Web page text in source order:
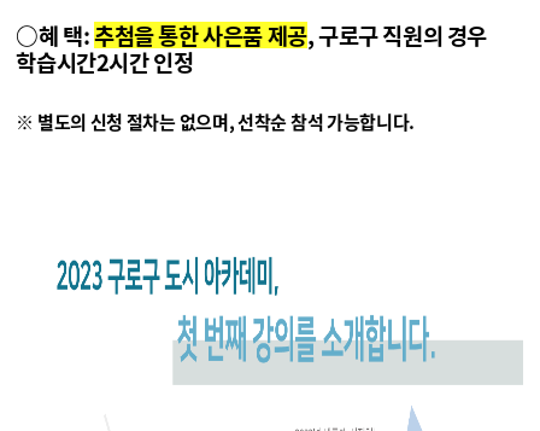
○혜 택:추첨을 통한 사은품 제공, 구로구 직원의 경우
학습시간2시간 인정
※ 별도의 신청 절차는 없으며, 선착순 참석 가능합니다.